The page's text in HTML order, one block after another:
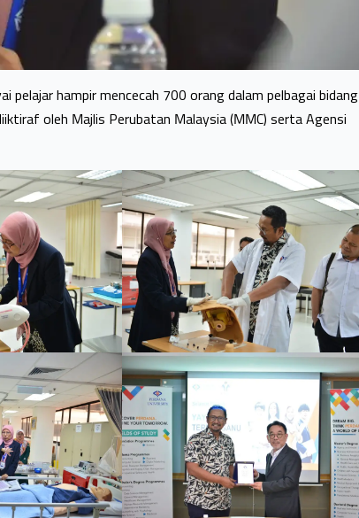
pelajar hampir mencecah 700 orang dalam pelbagai bidang
oleh Majlis Perubatan Malaysia (MMC) serta Agensi